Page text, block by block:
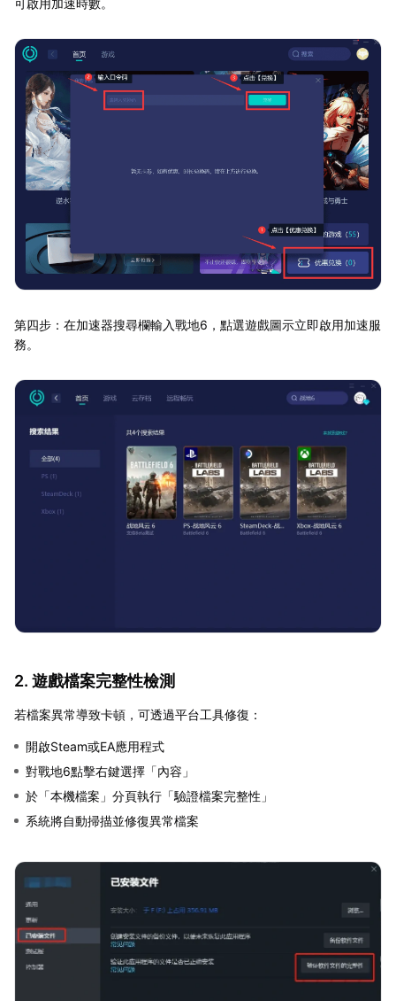
第四步：在加速器搜尋欄輸入戰地6，點選遊戲圖示立即啟用加速服
務。
2. 遊戲檔案完整性檢測
若檔案異常導致卡頓，可透過平台工具修復：
開啟Steam或EA應用程式
對戰地6點擊右鍵選擇「內容」
於「本機檔案」分頁執行「驗證檔案完整性」
系統將自動掃描並修復異常檔案